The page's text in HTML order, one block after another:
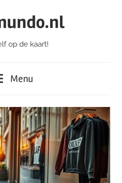
op de kaart!
Menu